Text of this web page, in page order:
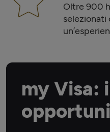
Oltre 900
selezionati
my Visa: